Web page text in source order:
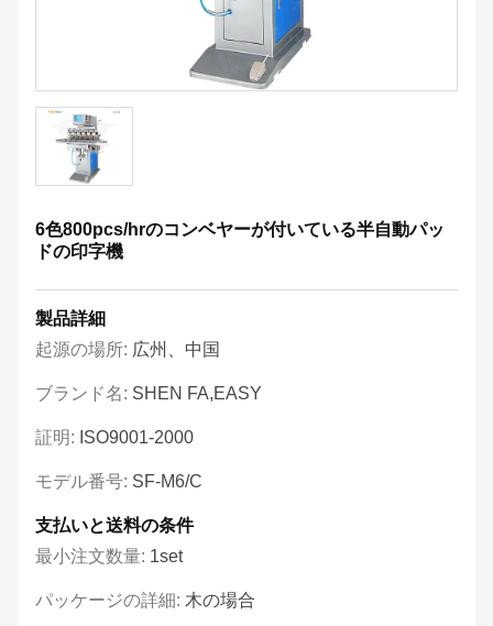
6色800pcs/hrのコンベヤーが付いている半自動パッ
ドの印字機
製品詳細
起源の場所: 広州、中国
ブランド名: SHEN FA,EASY
証明: ISO9001-2000
モデル番号: SF-M6/C
支払いと送料の条件
最小注文数量: 1set
パッケージの詳細: 木の場合